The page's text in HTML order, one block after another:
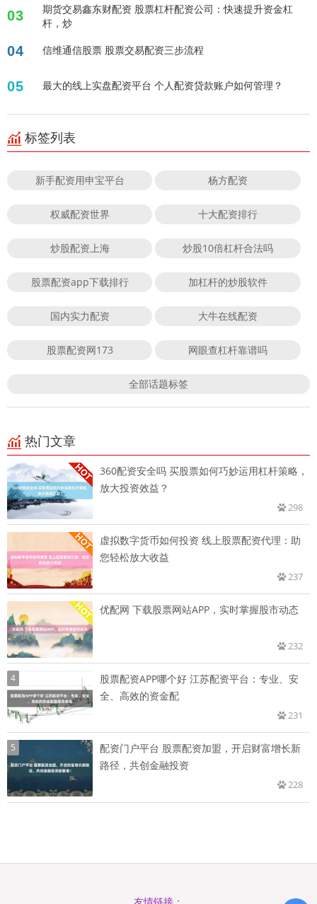
03
期货交易鑫东财配资 股票杠杆配资公司：快速提升资金杠
杆，炒
04 信维通信股票 股票交易配资三步流程
05 最大的线上实盘配资平台 个人配资贷款账户如何管理？
标签列表
新手配资用申宝平台 杨方配资
权威配资世界 十大配资排行
炒股配资上海 炒股10倍杠杆合法吗
股票配资app下载排行 加杠杆的炒股软件
国内实力配资 大牛在线配资
股票配资网173 网眼查杠杆靠谱吗
全部话题标签
热门文章
360配资安全吗 买股票如何巧妙运用杠杆策略，
放大投资效益？
298
虚拟数字货币如何投资 线上股票配资代理：助
您轻松放大收益
237
优配网 下载股票网站APP，实时掌握股市动态
232
4
股票配资APP哪个好 江苏配资平台：专业、安
全、高效的资金配
231
5
配资门户平台 股票配资加盟，开启财富增长新
路径，共创金融投资
228
友情链接：